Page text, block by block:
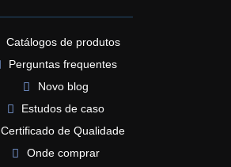
Catálogos de produtos
Perguntas frequentes
Novo blog
Estudos de caso
Certificado de Qualidade
Onde comprar